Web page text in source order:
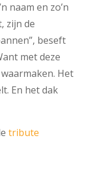
naam en zo’n
zijn de
beseft
met deze
Het
En het dak
tribute